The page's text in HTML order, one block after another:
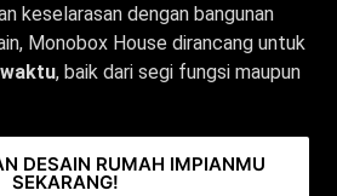
keselarasan dengan bangunan
Monobox House dirancang untuk
, baik dari segi fungsi maupun
DESAIN RUMAH IMPIANMU
SEKARANG!